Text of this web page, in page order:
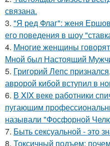
связана.
3. "Я ред Флаг": женя Ершов
его поведения в шоу
4. Многие женщины
Мной был Настоящий
5. Григорий Лепс
авророй кибой вступил в
6. В XIX веке работники
пугающим
называли "Фосфорной
7. Быть сексуальной - это
8. Токсичный подъем: